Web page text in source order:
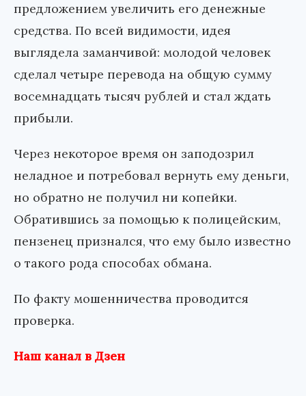
предложением увеличить его денежные
средства. По всей видимости, идея
выглядела заманчивой: молодой человек
сделал четыре перевода на общую сумму
восемнадцать тысяч рублей и стал ждать
прибыли.
Через некоторое время он заподозрил
неладное и потребовал вернуть ему деньги,
но обратно не получил ни копейки.
Обратившись за помощью к полицейским,
пензенец признался, что ему было известно
о такого рода способах обмана.
По факту мошенничества проводится
проверка.
Наш канал в Дзен